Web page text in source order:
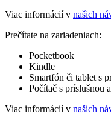
Viac informácií v našich
Prečítate na zariadeniach:
Pocketbook
Kindle
Smartfón či tablet s
Počítač s príslušnou
Viac informácií v našich